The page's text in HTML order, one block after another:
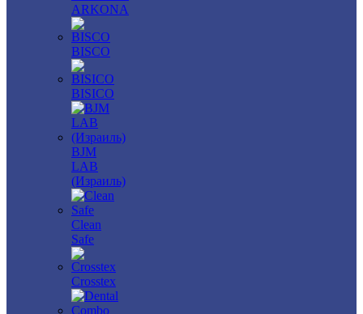
ARKONA
BISCO
BISICO
BJM
LAB
(Израиль)
Clean
Safe
Crosstex